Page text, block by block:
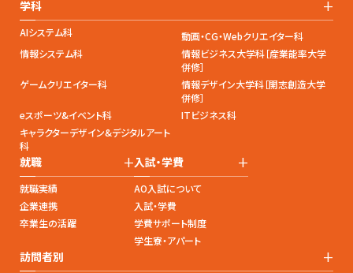
学科
AIシステム科
動画・CG・Webクリエイター科
情報システム科
情報ビジネス大学科［産業能率大学
併修］
ゲームクリエイター科
情報デザイン大学科［開志創造大学
併修］
eスポーツ&イベント科
ITビジネス科
キャラクターデザイン&デジタルアート
科
就職 +
就職実績
企業連携
卒業生の活躍
入試・学費 +
AO入試について
入試・学費
学費サポート制度
学生寮・アパート
訪問者別 +